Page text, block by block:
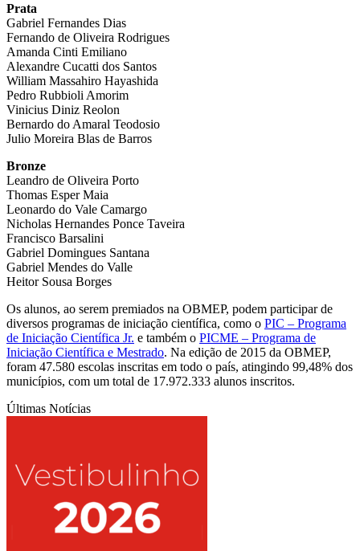
Prata
Gabriel Fernandes Dias
Fernando de Oliveira Rodrigues
Amanda Cinti Emiliano
Alexandre Cucatti dos Santos
William Massahiro Hayashida
Pedro Rubbioli Amorim
Vinicius Diniz Reolon
Bernardo do Amaral Teodosio
Julio Moreira Blas de Barros
Bronze
Leandro de Oliveira Porto
Thomas Esper Maia
Leonardo do Vale Camargo
Nicholas Hernandes Ponce Taveira
Francisco Barsalini
Gabriel Domingues Santana
Gabriel Mendes do Valle
Heitor Sousa Borges
Os alunos, ao serem premiados na OBMEP, podem participar de
diversos programas de iniciação científica, como o PIC – Programa
de Iniciação Científica Jr. e também o PICME – Programa de
Iniciação Científica e Mestrado. Na edição de 2015 da OBMEP,
foram 47.580 escolas inscritas em todo o país, atingindo 99,48% dos
municípios, com um total de 17.972.333 alunos inscritos.
Últimas Notícias